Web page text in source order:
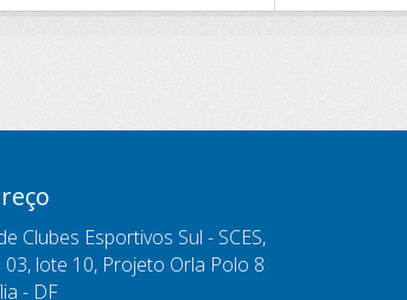
Clubes Esportivos Sul - SCES,
lote 10, Projeto Orla Polo 8
- DF